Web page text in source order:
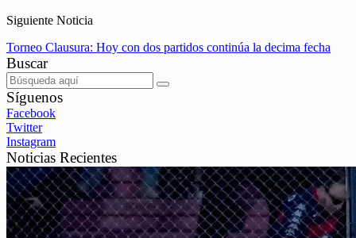
Siguiente Noticia
Torneo Clausura: Hoy con dos partidos continúa la decima fecha
Buscar
Síguenos
Facebook
Twitter
Instagram
Noticias Recientes